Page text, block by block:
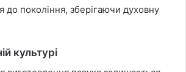
до покоління, зберігаючи духовну
культурі